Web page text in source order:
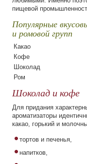
Фруктово-
Безалкогольная
Шоколадно-
Ореховая группа
Наполнители
Косметическое
Парфюмерные
пищевой
Популярные
и ромовой групп
Какао
Кофе
Шоколад
Ром
Шоколад и кофе
Для придания
ароматизаторы
какао, горький и
тортов и печенья,
напитков,